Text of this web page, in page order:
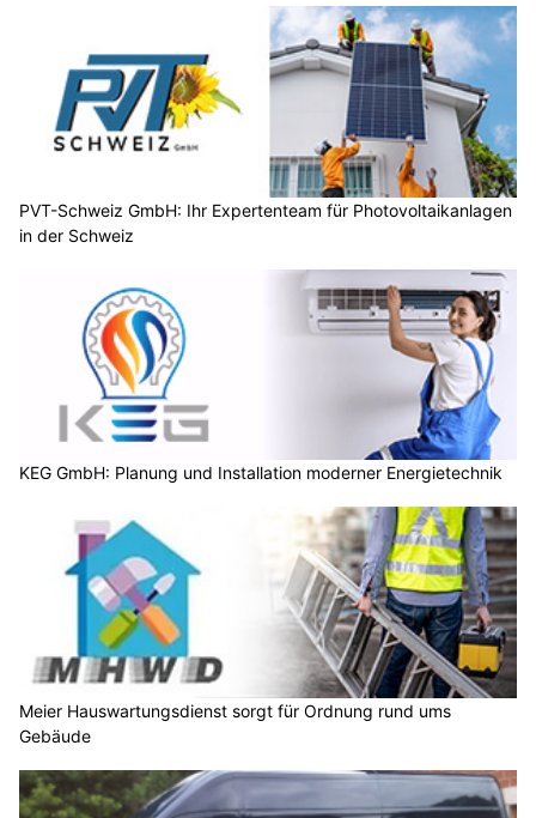
PVT-Schweiz GmbH: Ihr Expertenteam für Photovoltaikanlagen
in der Schweiz
KEG GmbH: Planung und Installation moderner Energietechnik
Meier Hauswartungsdienst sorgt für Ordnung rund ums
Gebäude